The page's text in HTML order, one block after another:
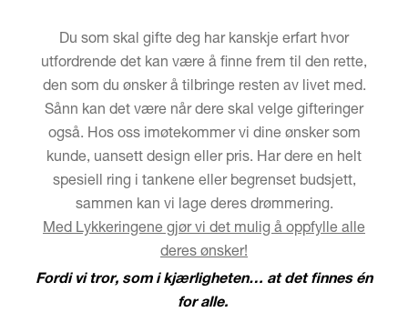
Du som skal gifte deg har kanskje erfart hvor
utfordrende det kan være å finne frem til den rette,
den som du ønsker å tilbringe resten av livet med.
Sånn kan det være når dere skal velge gifteringer
også. Hos oss imøtekommer vi dine ønsker som
kunde, uansett design eller pris. Har dere en helt
spesiell ring i tankene eller begrenset budsjett,
sammen kan vi lage deres drømmering.
Med Lykkeringene gjør vi det mulig å oppfylle alle
deres ønsker!
Fordi vi tror, som i kjærligheten… at det finnes én
for alle.